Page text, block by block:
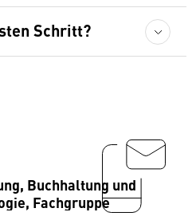
Schritt?
Buchhaltung und
Fachgruppe